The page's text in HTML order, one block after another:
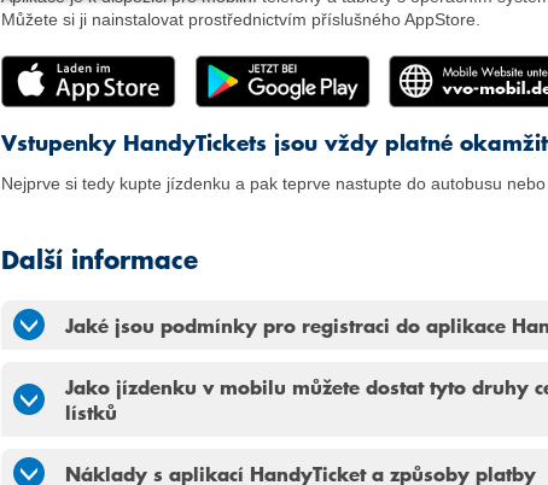
Můžete si ji nainstalovat prostřednictvím příslušného AppStore.
Vstupenky HandyTickets jsou vždy platné
Nejprve si tedy kupte jízdenku a pak teprve nastupte do autobusu nebo
Další informace
Jaké jsou podmínky pro registraci do aplikace
Jako jízdenku v mobilu můžete dostat tyto druhy
lístků
Náklady s aplikací HandyTicket a způsoby platby